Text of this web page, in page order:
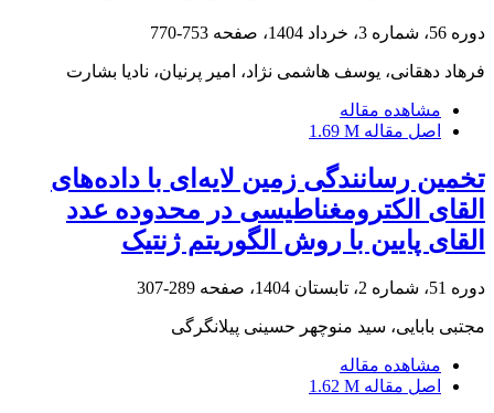
دوره 56، شماره 3، خرداد 1404، صفحه 753-770
فرهاد دهقانی، یوسف هاشمی نژاد، امیر پرنیان، نادیا بشارت
مشاهده مقاله
اصل مقاله 1.69 M
تخمین رسانندگی زمین لایه‌ای با داده‌های
القای الکترومغناطیسی در محدوده عدد
القای پایین با روش الگوریتم ژنتیک
دوره 51، شماره 2، تابستان 1404، صفحه 289-307
مجتبی بابایی، سید منوچهر حسینی پیلانگرگی
مشاهده مقاله
اصل مقاله 1.62 M